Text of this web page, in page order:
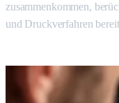
zusammenkommen,
und Druckverfahren